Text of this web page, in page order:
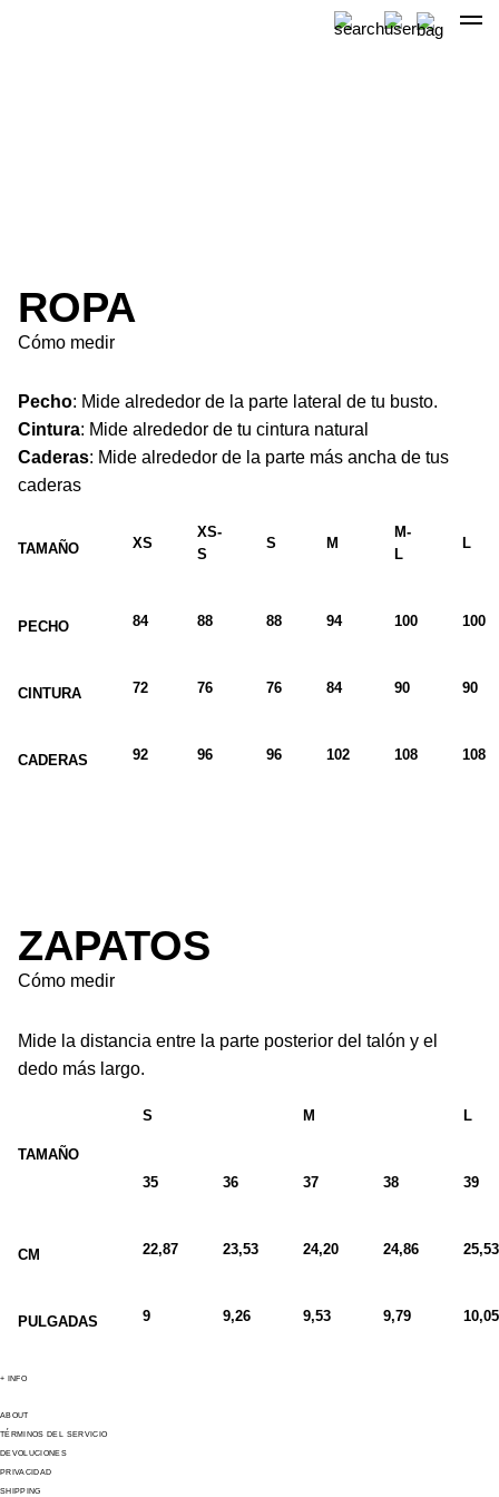
ROPA
Cómo medir
Pecho: Mide alrededor de la parte lateral de tu busto.
Cintura: Mide alrededor de tu cintura natural
Caderas: Mide alrededor de la parte más ancha de tus
caderas
TAMAÑO XS
XS-
S
S M
M-
L
L
PECHO 84 88 88 94 100 100
CINTURA 72 76 76 84 90 90
CADERAS 92 96 96 102 108 108
ZAPATOS
Cómo medir
Mide la distancia entre la parte posterior del talón y el
dedo más largo.
TAMAÑO
S M L
35 36 37 38 39
CM 22,87 23,53 24,20 24,86 25,53
PULGADAS 9 9,26 9,53 9,79 10,05
+ INFO
ABOUT
TÉRMINOS DEL SERVICIO
DEVOLUCIONES
PRIVACIDAD
SHIPPING